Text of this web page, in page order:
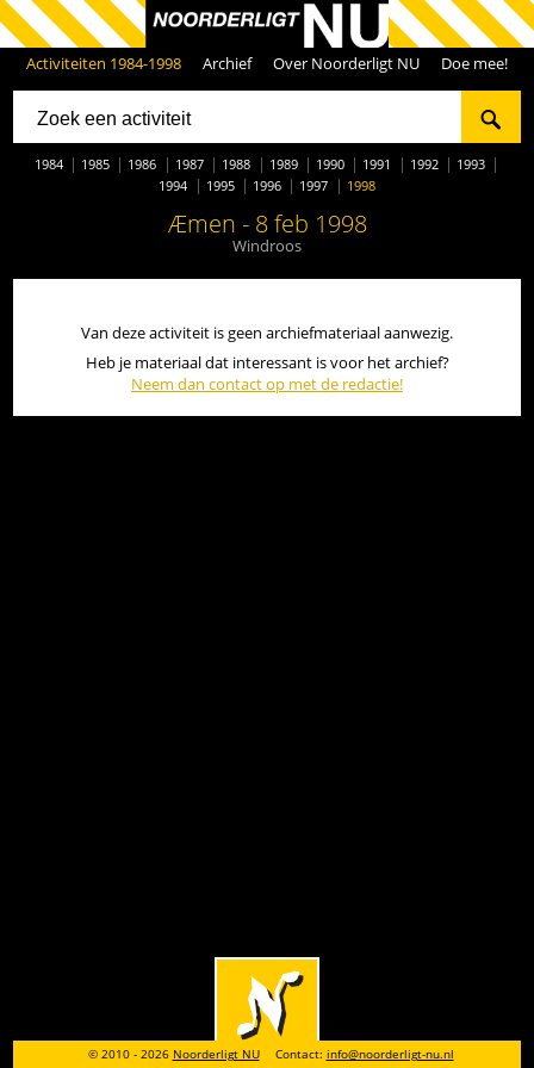
Activiteiten 1984-1998 Archief Over Noorderligt NU Doe mee!
1984 1985 1986 1987 1988 1989 1990 1991 1992
1993
1994
1995 1996 1997 1998
Æmen - 8 feb 1998
Windroos
Van deze activiteit is geen archiefmateriaal aanwezig.
Heb je materiaal dat interessant is voor het archief?
Neem dan contact op met de redactie!
© 2010 - 2026 Noorderligt NU Contact: info@noorderligt-nu.nl